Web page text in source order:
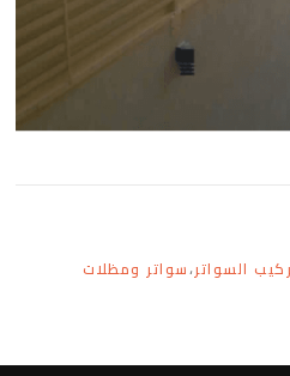
السواتر،سواتر ومظلات